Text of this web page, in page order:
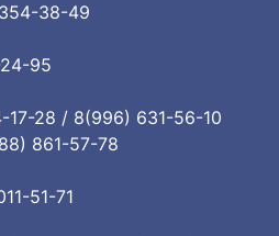
38-49
95
17-28 / 8(996) 631-56-10
861-57-78
51-71